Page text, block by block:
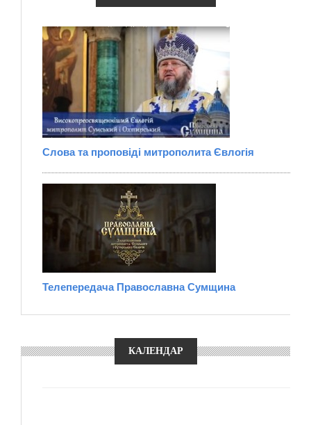
Слова та проповіді митрополита Євлогія
Телепередача Православна Сумщина
КАЛЕНДАР